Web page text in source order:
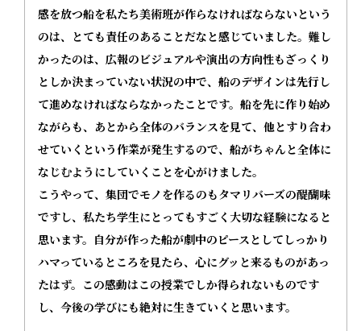
感を放つ船を私たち美術班が作らなければならないという
のは、とても責任のあることだなと感じていました。難し
かったのは、広報のビジュアルや演出の方向性もざっくり
としか決まっていない状況の中で、船のデザインは先行し
て進めなければならなかったことです。船を先に作り始め
ながらも、あとから全体のバランスを見て、他とすり合わ
せていくという作業が発生するので、船がちゃんと全体に
なじむようにしていくことを心がけました。
こうやって、集団でモノを作るのもタマリバーズの醍醐味
ですし、私たち学生にとってもすごく大切な経験になると
思います。自分が作った船が劇中のピースとしてしっかり
ハマっているところを見たら、心にグッと来るものがあっ
たはず。この感動はこの授業でしか得られないものです
し、今後の学びにも絶対に生きていくと思います。